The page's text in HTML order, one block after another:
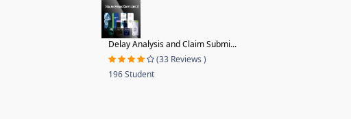
Delay Analysis and Claim Submi...
(33 Reviews )
196 Student